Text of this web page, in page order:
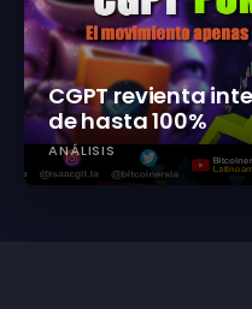
CGPT revienta
de hasta 100%
ANÁLISIS